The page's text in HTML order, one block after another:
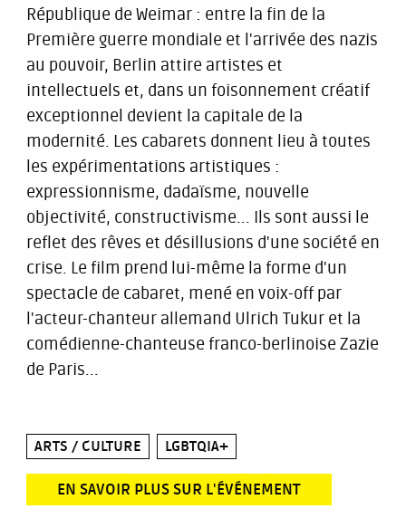
République de Weimar : entre la fin de la
Première guerre mondiale et l'arrivée des nazis
au pouvoir, Berlin attire artistes et
intellectuels et, dans un foisonnement créatif
exceptionnel devient la capitale de la
modernité. Les cabarets donnent lieu à toutes
les expérimentations artistiques :
expressionnisme, dadaïsme, nouvelle
objectivité, constructivisme... Ils sont aussi le
reflet des rêves et désillusions d'une société en
crise. Le film prend lui-même la forme d'un
spectacle de cabaret, mené en voix-off par
l'acteur-chanteur allemand Ulrich Tukur et la
comédienne-chanteuse franco-berlinoise Zazie
de Paris...
ARTS / CULTURE LGBTQIA+
EN SAVOIR PLUS SUR L'ÉVÉNEMENT